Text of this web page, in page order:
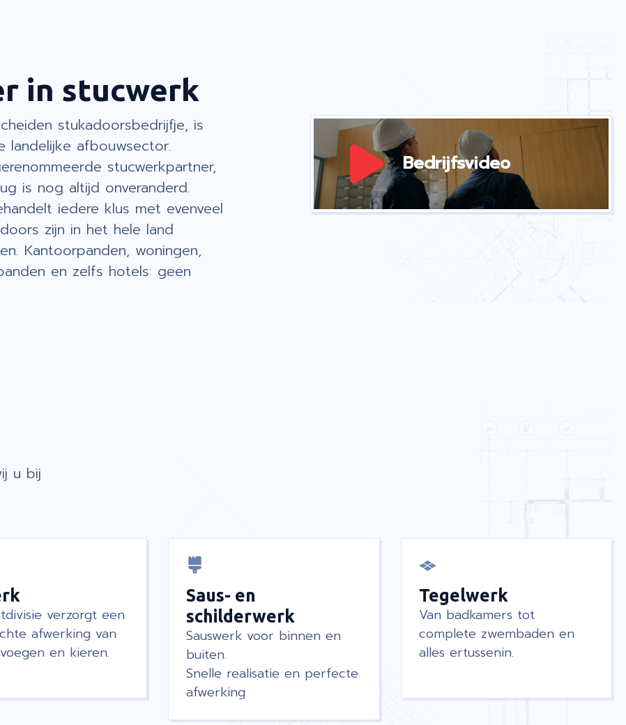
in stucwerk
stukadoorsbedrijfje, is
landelijke afbouwsector.
stucwerkpartner,
is nog altijd onveranderd.
iedere klus met evenveel
zijn in het hele land
Kantoorpanden, woningen,
en zelfs hotels: geen
Bedrijfsvideo
u bij
verzorgt een
afwerking van
en kieren.
Saus- en
schilderwerk
Sauswerk voor binnen en
buiten.
Snelle realisatie en perfecte
afwerking
Tegelwerk
Van badkamers tot
complete zwembaden en
alles ertussenin.